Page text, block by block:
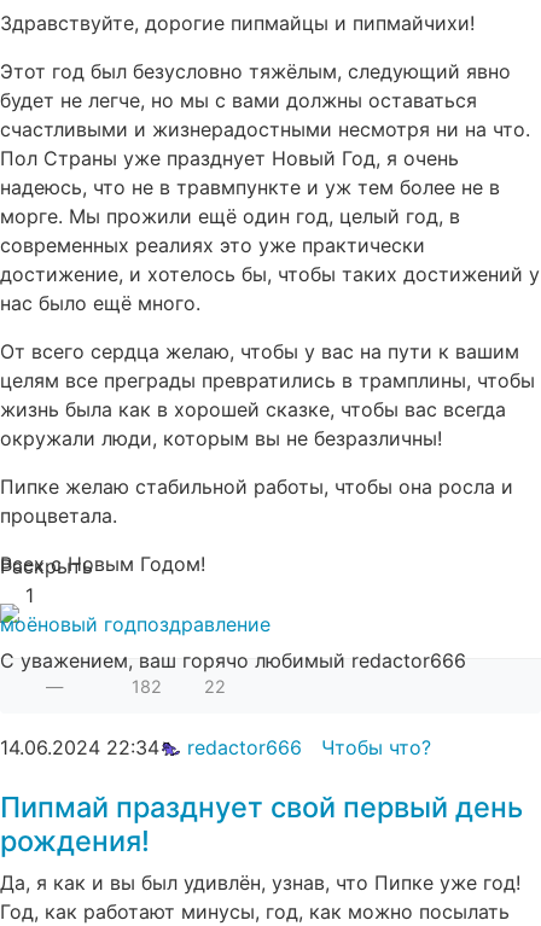
Здравствуйте, дорогие пипмайцы и пипмайчихи!
Этот год был безусловно тяжёлым, следующий явно
будет не легче, но мы с вами должны оставаться
счастливыми и жизнерадостными несмотря ни на что.
Пол Страны уже празднует Новый Год, я очень
надеюсь, что не в травмпункте и уж тем более не в
морге. Мы прожили ещё один год, целый год, в
современных реалиях это уже практически
достижение, и хотелось бы, чтобы таких достижений у
нас было ещё много.
От всего сердца желаю, чтобы у вас на пути к вашим
целям все преграды превратились в трамплины, чтобы
жизнь была как в хорошей сказке, чтобы вас всегда
окружали люди, которым вы не безразличны!
Пипке желаю стабильной работы, чтобы она росла и
процветала.
Всех с Новым Годом!
С уважением, ваш горячо любимый redactor666
Раскрыть
1
моёновый годпоздравление
— 182 22
14.06.2024 22:34 redactor666 Чтобы что?
Пипмай празднует свой первый день
рождения!
Да, я как и вы был удивлён, узнав, что Пипке уже год!
Год, как работают минусы, год, как можно посылать